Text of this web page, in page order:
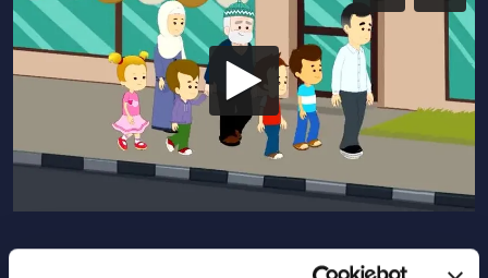
Yusuf'un Dünyası 25. Bölüm